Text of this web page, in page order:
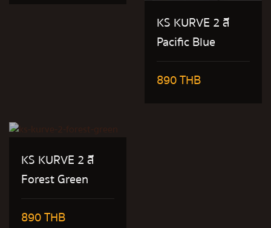
KS KURVE 2 สี
Pacific Blue
890 THB
KS KURVE 2 สี
Forest Green
890 THB